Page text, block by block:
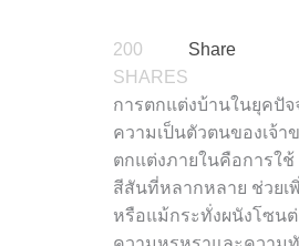
200
SHARES
Share
การตกแต่งบ้านในยุคปั
ความเป็นตัวตนของเจ้
ตกแต่งภายในคือการใช้
สีสันที่หลากหลาย ช่วยเ
หรือแม้กระทั่งผนังโซนต่